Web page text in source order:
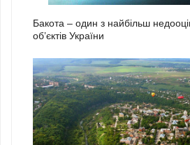
Бакота – один з найбільш
об’єктів України